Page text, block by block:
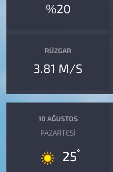
%20
RÜZGAR
3.81 M/S
10 AĞUSTOS
PAZARTESI
25°